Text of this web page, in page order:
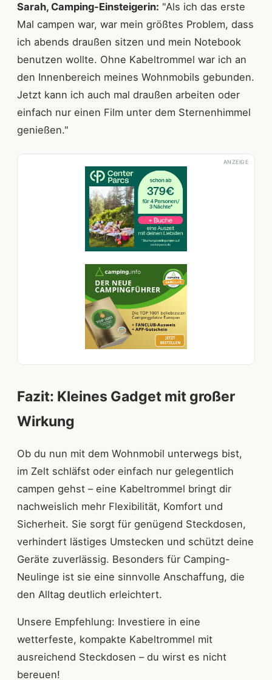
Sarah, Camping-Einsteigerin: "Als ich das erste
Mal campen war, war mein größtes Problem, dass
ich abends draußen sitzen und mein Notebook
benutzen wollte. Ohne Kabeltrommel war ich an
den Innenbereich meines Wohnmobils gebunden.
Jetzt kann ich auch mal draußen arbeiten oder
einfach nur einen Film unter dem Sternenhimmel
genießen."
ANZEIGE
Fazit: Kleines Gadget mit großer
Wirkung
Ob du nun mit dem Wohnmobil unterwegs bist,
im Zelt schläfst oder einfach nur gelegentlich
campen gehst – eine Kabeltrommel bringt dir
nachweislich mehr Flexibilität, Komfort und
Sicherheit. Sie sorgt für genügend Steckdosen,
verhindert lästiges Umstecken und schützt deine
Geräte zuverlässig. Besonders für Camping-
Neulinge ist sie eine sinnvolle Anschaffung, die
den Alltag deutlich erleichtert.
Unsere Empfehlung: Investiere in eine
wetterfeste, kompakte Kabeltrommel mit
ausreichend Steckdosen – du wirst es nicht
bereuen!